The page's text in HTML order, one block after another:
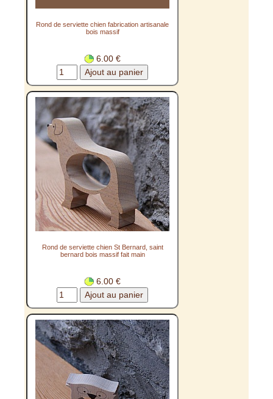
Rond de serviette chien fabrication artisanale
bois massif
6.00 €
Rond de serviette chien St Bernard, saint
bernard bois massif fait main
6.00 €